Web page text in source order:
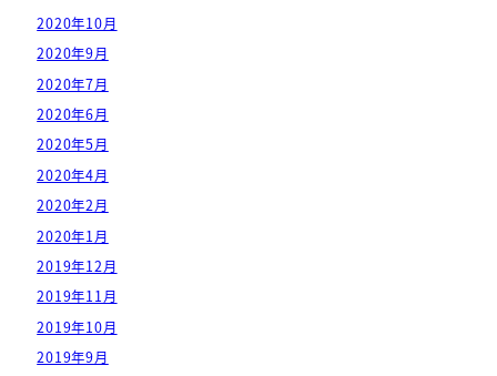
2020年10月
2020年9月
2020年7月
2020年6月
2020年5月
2020年4月
2020年2月
2020年1月
2019年12月
2019年11月
2019年10月
2019年9月